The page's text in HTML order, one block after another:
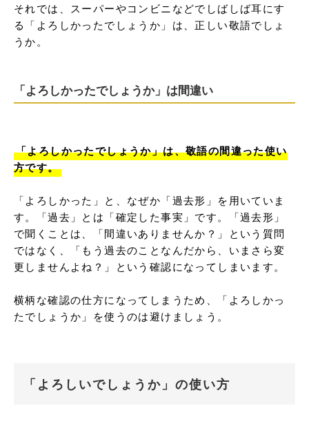
それでは、スーパーやコンビニなどでしばしば耳にす
る「よろしかったでしょうか」は、正しい敬語でしょ
うか。
「よろしかったでしょうか」は間違い
「よろしかったでしょうか」は、敬語の間違った使い
方です。
「よろしかった」と、なぜか「過去形」を用いていま
す。「過去」とは「確定した事実」です。「過去形」
で聞くことは、「間違いありませんか？」という質問
ではなく、「もう過去のことなんだから、いまさら変
更しませんよね？」という確認になってしまいます。
横柄な確認の仕方になってしまうため、「よろしかっ
たでしょうか」を使うのは避けましょう。
「よろしいでしょうか」の使い方